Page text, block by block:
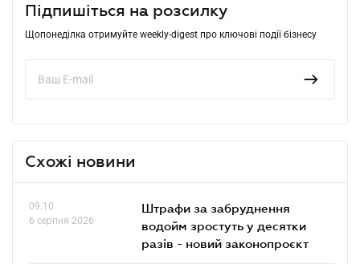
Підпишіться на розсилку
Щопонеділка отримуйте weekly-digest про ключові події бізнесу
Схожі новини
09.10
6 серпня 2026
Штрафи за забруднення
водойм зростуть у десятки
разів - новий законопроєкт